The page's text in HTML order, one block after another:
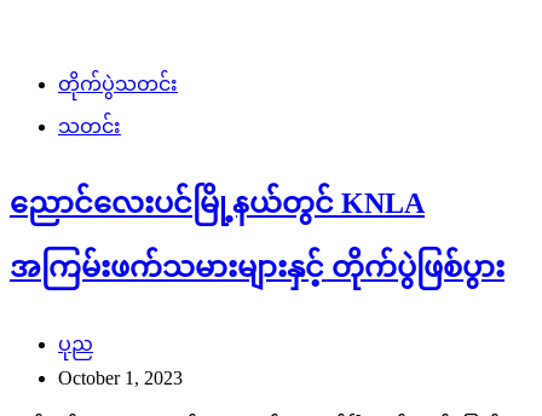
တိုက်ပွဲသတင်း
သတင်း
ညောင်လေးပင်မြို့နယ်တွင် KNLA
အကြမ်းဖက်သမားများနှင့် တိုက်ပွဲဖြစ်ပွား
ပုည
October 1, 2023